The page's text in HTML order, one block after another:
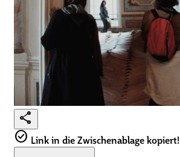
share
check_circle Link in die Zwischenablage kopiert!